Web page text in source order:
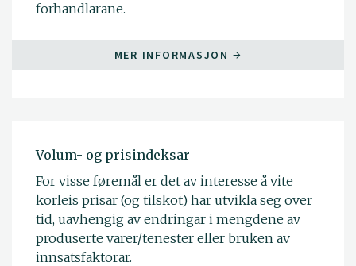
forhandlarane.
MER INFORMASJON
Volum- og prisindeksar
For visse føremål er det av interesse å vite
korleis prisar (og tilskot) har utvikla seg over
tid, uavhengig av endringar i mengdene av
produserte varer/tenester eller bruken av
innsatsfaktorar.